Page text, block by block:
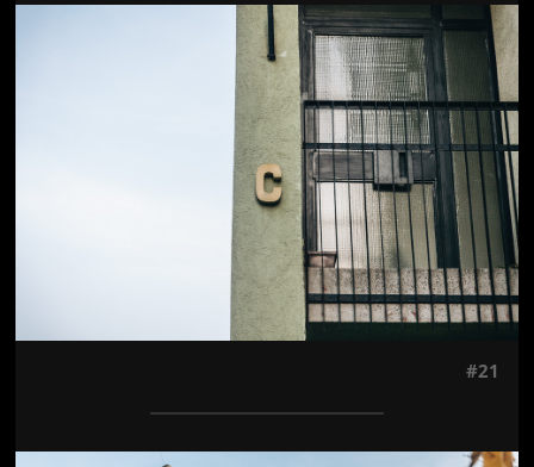
Jön még kép!
#21